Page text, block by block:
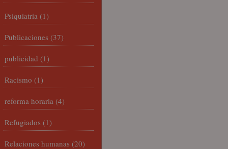
Psiquiatría (1)
Publicaciones (37)
publicidad (1)
Racismo (1)
reforma horaria (4)
Refugiados (1)
Relaciones humanas (20)